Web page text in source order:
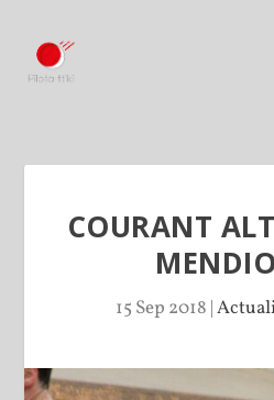
COURANT
15 Sep 2018 |